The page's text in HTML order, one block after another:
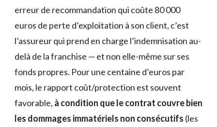
erreur de recommandation qui coûte 80 000
euros de perte d’exploitation à son client, c’est
l’assureur qui prend en charge l’indemnisation au-
delà de la franchise — et non elle-même sur ses
fonds propres. Pour une centaine d’euros par
mois, le rapport coût/protection est souvent
favorable, à condition que le contrat couvre bien
les dommages immatériels non consécutifs (les